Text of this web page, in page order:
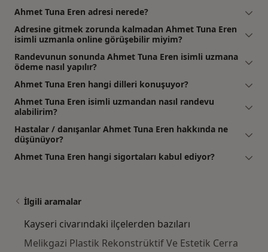
Ahmet Tuna Eren adresi nerede?
Adresine gitmek zorunda kalmadan Ahmet Tuna Eren
isimli uzmanla online görüşebilir miyim?
Randevunun sonunda Ahmet Tuna Eren isimli uzmana
ödeme nasıl yapılır?
Ahmet Tuna Eren hangi dilleri konuşuyor?
Ahmet Tuna Eren isimli uzmandan nasıl randevu
alabilirim?
Hastalar / danışanlar Ahmet Tuna Eren hakkında ne
düşünüyor?
Ahmet Tuna Eren hangi sigortaları kabul ediyor?
İlgili aramalar
Kayseri civarındaki ilçelerden bazıları
Melikgazi Plastik Rekonstrüktif Ve Estetik Cerra